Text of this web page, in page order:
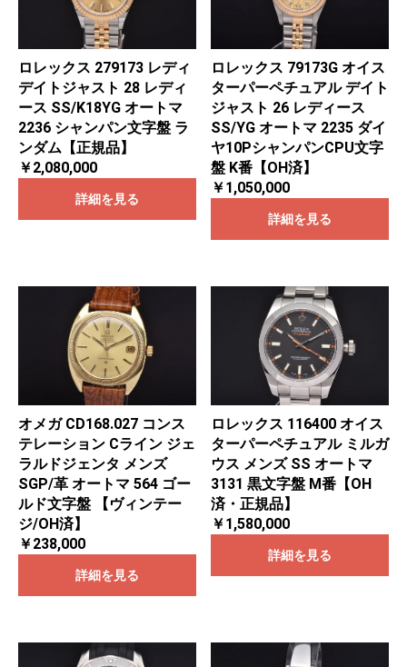
ロレックス 279173 レディ
デイトジャスト 28 レディ
ース SS/K18YG オートマ
2236 シャンパン文字盤 ラ
ンダム【正規品】
￥2,080,000
詳細を見る
ロレックス 79173G オイス
ターパーペチュアル デイト
ジャスト 26 レディース
SS/YG オートマ 2235 ダイ
ヤ10PシャンパンCPU文字
盤 K番【OH済】
￥1,050,000
詳細を見る
オメガ CD168.027 コンス
テレーション Cライン ジェ
ラルドジェンタ メンズ
SGP/革 オートマ 564 ゴー
ルド文字盤 【ヴィンテー
ジ/OH済】
￥238,000
詳細を見る
ロレックス 116400 オイス
ターパーペチュアル ミルガ
ウス メンズ SS オートマ
3131 黒文字盤 M番【OH
済・正規品】
￥1,580,000
詳細を見る